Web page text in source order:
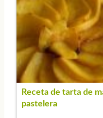
Receta de tarta de
pastelera